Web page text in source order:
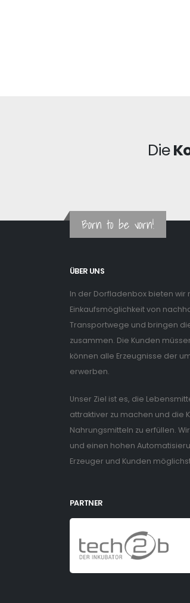
Die
Born to be vorn!
ÜBER UNS
In der Dorfladenbox bieten wir
Einkaufsmöglichkeit von
Transportwege und bringen
zusammen. Die Kunden
können alle Erzeugnisse der
erwerben.
Unser Ziel ist es, die
attraktiver zu machen und die
Nahrungsmitteln zu erfüllen.
und einen hohen
Erzeuger und Kunden
PARTNER